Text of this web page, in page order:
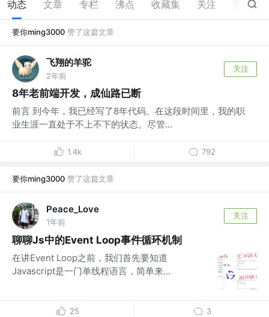
动态 文章 专栏 沸点 收藏集 关注 16
要你ming3000 赞了这篇文章
飞翔的羊驼
2年前
关注
8年老前端开发，成仙路已断
前言 到今年，我已经写了8年代码。在这段时间里，我的职
业生涯一直处于不上不下的状态。尽管...
1.4k 792
要你ming3000 赞了这篇文章
Peace_Love
1年前
关注
聊聊Js中的Event Loop事件循环机制
在讲Event Loop之前，我们首先要知道
Javascript是一门单线程语言，简单来...
25 3